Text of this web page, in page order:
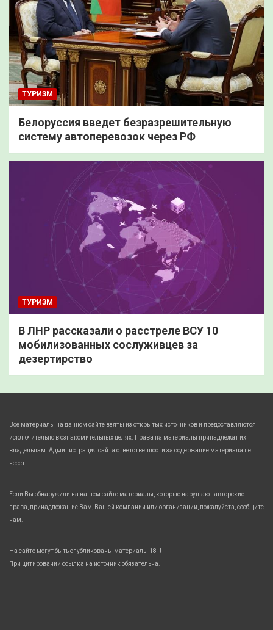
ТУРИЗМ
Белоруссия введет безразрешительную
систему автоперевозок через РФ
ТУРИЗМ
В ЛНР рассказали о расстреле ВСУ 10
мобилизованных сослуживцев за
дезертирство
Все материалы на данном сайте взяты из открытых источников и предоставляются
исключительно в ознакомительных целях. Права на материалы принадлежат их
владельцам. Администрация сайта ответственности за содержание материала не
несет.
Если Вы обнаружили на нашем сайте материалы, которые нарушают авторские
права, принадлежащие Вам, Вашей компании или организации, пожалуйста, сообщите
нам.
На сайте могут быть опубликованы материалы 18+!
При цитировании ссылка на источник обязательна.